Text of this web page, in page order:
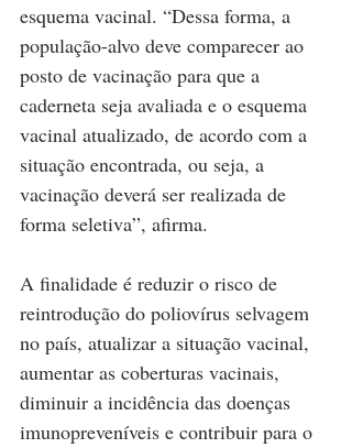
esquema vacinal. “Dessa forma, a
população-alvo deve comparecer ao
posto de vacinação para que a
caderneta seja avaliada e o esquema
vacinal atualizado, de acordo com a
situação encontrada, ou seja, a
vacinação deverá ser realizada de
forma seletiva”, afirma.
A finalidade é reduzir o risco de
reintrodução do poliovírus selvagem
no país, atualizar a situação vacinal,
aumentar as coberturas vacinais,
diminuir a incidência das doenças
imunopreveníveis e contribuir para o